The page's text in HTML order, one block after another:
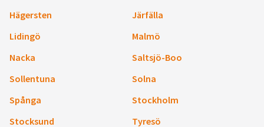
Hägersten
Järfälla
Lidingö
Malmö
Nacka
Saltsjö-Boo
Sollentuna
Solna
Spånga
Stockholm
Stocksund
Tyresö